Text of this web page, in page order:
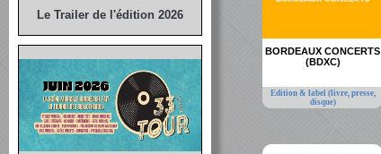
Le Trailer de l'édition 2026
BORDEAUX CONCERTS
(BDXC)
Edition & label (livre, presse,
disque)